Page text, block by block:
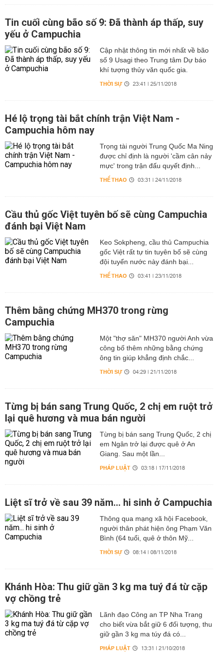
Tin cuối cùng bão số 9: Đã thành áp thấp, suy
yếu ở Campuchia
Cập nhật thông tin mới nhất về bão
số 9 Usagi theo Trung tâm Dự báo
khí tượng thủy văn quốc gia.
THỜI SỰ 23:41 | 25/11/2018
Hé lộ trọng tài bắt chính trận Việt Nam -
Campuchia hôm nay
Trọng tài người Trung Quốc Ma Ning
được chỉ định là người 'cầm cân nảy
mực' trong trận đấu quyết định...
THỂ THAO 03:31 | 24/11/2018
Cầu thủ gốc Việt tuyên bố sẽ cùng Campuchia
đánh bại Việt Nam
Keo Sokpheng, cầu thủ Campuchia
gốc Việt rất tự tin tuyên bố sẽ cùng
đội tuyển nước này đánh bại...
THỂ THAO 03:41 | 23/11/2018
Thêm bằng chứng MH370 trong rừng
Campuchia
Một "thợ săn" MH370 người Anh vừa
công bố thêm những bằng chứng
ông tin giúp khẳng định chắc...
THỜI SỰ 04:29 | 21/11/2018
Từng bị bán sang Trung Quốc, 2 chị em ruột trở
lại quê hương và mua bán người
Từng bị bán sang Trung Quốc, 2 chị
em Ngân trở lại được quê ở An
Giang. Sau một lần...
PHÁP LUẬT 03:18 | 17/11/2018
Liệt sĩ trở về sau 39 năm... hi sinh ở Campuchia
Thông qua mạng xã hội Facebook,
người thân phát hiện ông Phạm Văn
Bình (64 tuổi, quê ở thôn Mỹ...
THỜI SỰ 08:14 | 08/11/2018
Khánh Hòa: Thu giữ gần 3 kg ma tuý đá từ cặp
vợ chồng trẻ
Lãnh đạo Công an TP Nha Trang
cho biết vừa bắt giữ 6 đối tượng, thu
giữ gần 3 kg ma túy đá có...
PHÁP LUẬT 13:31 | 21/10/2018